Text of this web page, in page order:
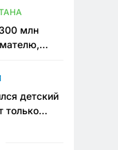
млн
детский
только
просить